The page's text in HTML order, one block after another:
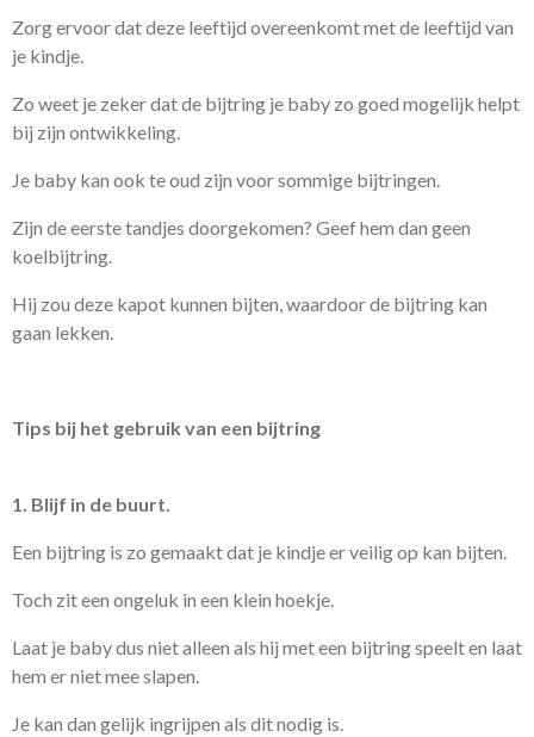
Zorg ervoor dat deze leeftijd overeenkomt met de leeftijd van
je kindje.
Zo weet je zeker dat de bijtring je baby zo goed mogelijk helpt
bij zijn ontwikkeling.
Je baby kan ook te oud zijn voor sommige bijtringen.
Zijn de eerste tandjes doorgekomen? Geef hem dan geen
koelbijtring.
Hij zou deze kapot kunnen bijten, waardoor de bijtring kan
gaan lekken.
Tips bij het gebruik van een bijtring
1. Blijf in de buurt.
Een bijtring is zo gemaakt dat je kindje er veilig op kan bijten.
Toch zit een ongeluk in een klein hoekje.
Laat je baby dus niet alleen als hij met een bijtring speelt en laat
hem er niet mee slapen.
Je kan dan gelijk ingrijpen als dit nodig is.